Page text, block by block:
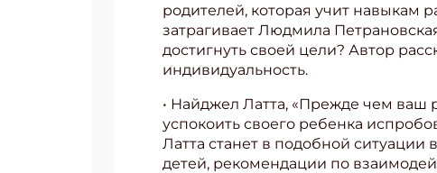
родителей, которая учит навыкам
затрагивает Людмила
достигнуть своей цели? Автор
индивидуальность.
• Найджел Латта, «Прежде чем ваш
успокоить своего ребенка
Латта станет в подобной
детей, рекомендации по